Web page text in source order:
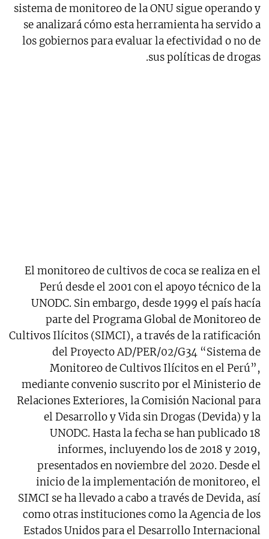
sistema de monitoreo de la ONU sigue operando y
se analizará cómo esta herramienta ha servido a
los gobiernos para evaluar la efectividad o no de
sus políticas de drogas.
El monitoreo de cultivos de coca se realiza en el
Perú desde el 2001 con el apoyo técnico de la
UNODC. Sin embargo, desde 1999 el país hacía
parte del Programa Global de Monitoreo de
Cultivos Ilícitos (SIMCI), a través de la ratificación
del Proyecto AD/PER/02/G34 “Sistema de
Monitoreo de Cultivos Ilícitos en el Perú”,
mediante convenio suscrito por el Ministerio de
Relaciones Exteriores, la Comisión Nacional para
el Desarrollo y Vida sin Drogas (Devida) y la
UNODC. Hasta la fecha se han publicado 18
informes, incluyendo los de 2018 y 2019,
presentados en noviembre del 2020. Desde el
inicio de la implementación de monitoreo, el
SIMCI se ha llevado a cabo a través de Devida, así
como otras instituciones como la Agencia de los
Estados Unidos para el Desarrollo Internacional